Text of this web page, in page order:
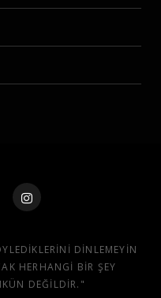
DINLEMEYIN
HERHANGI BIR ŞEY
DEĞILDIR."